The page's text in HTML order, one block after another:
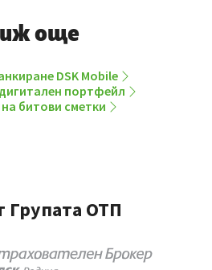
още
DSK Mobile
портфейл
битови сметки
Групата ОТП